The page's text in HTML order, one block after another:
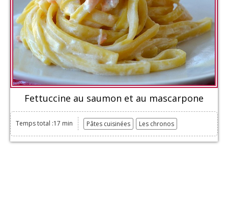
Fettuccine au saumon et au mascarpone
Temps total :17 min Pâtes cuisinées Les chronos